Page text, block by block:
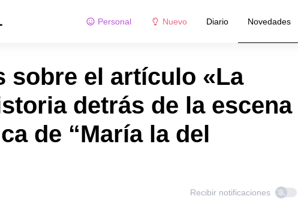
Personal Nuevo Diario Novedades
sobre el artículo «La
detrás de la escena
de “María la del
Recibir notificaciones